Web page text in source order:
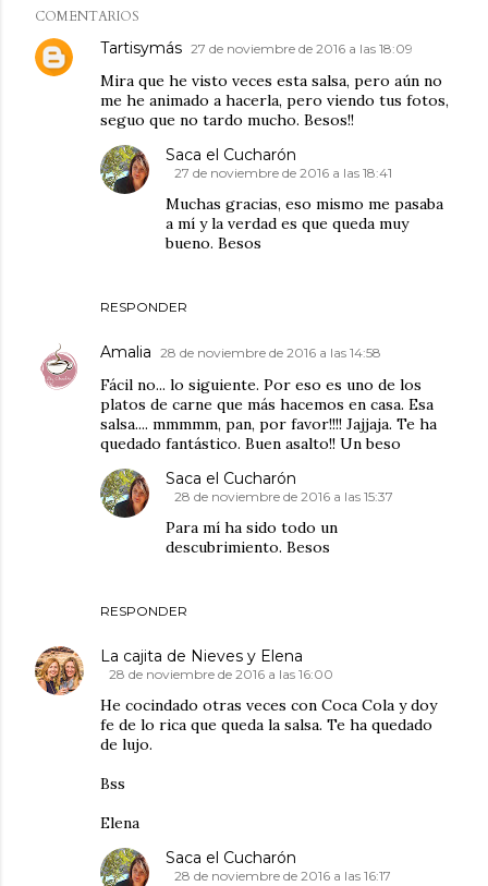
COMENTARIOS
Tartisymás 27 de noviembre de 2016 a las 18:09
Mira que he visto veces esta salsa, pero aún no
me he animado a hacerla, pero viendo tus fotos,
seguo que no tardo mucho. Besos!!
RESPONDER
Saca el Cucharón
27 de noviembre de 2016 a las 18:41
Muchas gracias, eso mismo me pasaba
a mí y la verdad es que queda muy
bueno. Besos
Amalia 28 de noviembre de 2016 a las 14:58
Fácil no... lo siguiente. Por eso es uno de los
platos de carne que más hacemos en casa. Esa
salsa.... mmmmm, pan, por favor!!!! Jajjaja. Te ha
quedado fantástico. Buen asalto!! Un beso
RESPONDER
Saca el Cucharón
28 de noviembre de 2016 a las 15:37
Para mí ha sido todo un
descubrimiento. Besos
La cajita de Nieves y Elena
28 de noviembre de 2016 a las 16:00
He cocindado otras veces con Coca Cola y doy
fe de lo rica que queda la salsa. Te ha quedado
de lujo.
Bss
Elena
Saca el Cucharón
28 de noviembre de 2016 a las 16:17